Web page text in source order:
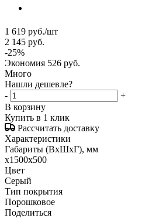
1 619 руб./шт
2 145 руб.
-25%
Экономия 526 руб.
Много
Нашли дешевле?
-
+
В корзину
Купить в 1 клик
Рассчитать доставку
Характеристики
Габариты (ВxШxГ), мм
x1500x500
Цвет
Серый
Тип покрытия
Порошковое
Поделиться